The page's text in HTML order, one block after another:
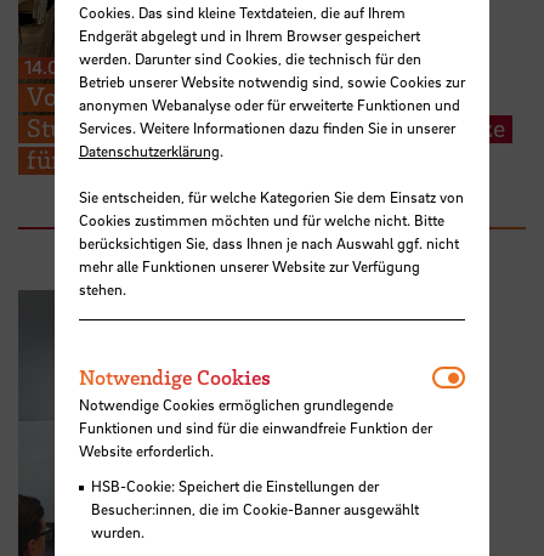
14.07.2026
Von der Praxis zur Forschung: HSB-
Studierende präsentieren Lösungsansätze
für aktuelle Pflegethemen
Cookies. Das sind kleine Textdateien, die auf Ihrem
Endgerät abgelegt und in Ihrem Browser gespeichert
werden. Darunter sind Cookies, die technisch für den
Betrieb unserer Website notwendig sind, sowie Cookies zur
anonymen Webanalyse oder für erweiterte Funktionen und
Services. Weitere Informationen dazu finden Sie in unserer
Datenschutzerklärung.
Sie entscheiden, für welche Kategorien Sie dem Einsatz von
Cookies zustimmen möchten und für welche nicht. Bitte
berücksichtigen Sie, dass Ihnen je nach Auswahl ggf. nicht
mehr alle Funktionen unserer Website zur Verfügung
stehen.
Notwendige Cookies
Notwendige Cookies ermöglichen grundlegende
Funktionen und sind für die einwandfreie Funktion der
Website erforderlich.
HSB-Cookie: Speichert die Einstellungen der
Besucher:innen, die im Cookie-Banner ausgewählt
wurden.